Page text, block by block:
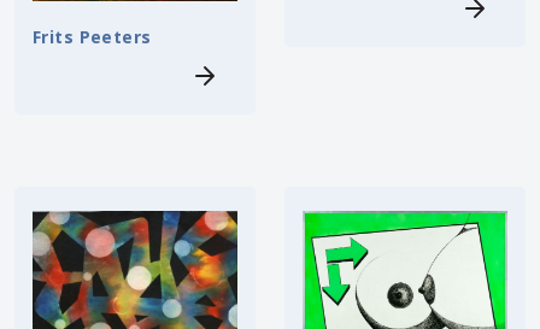
Frits Peeters